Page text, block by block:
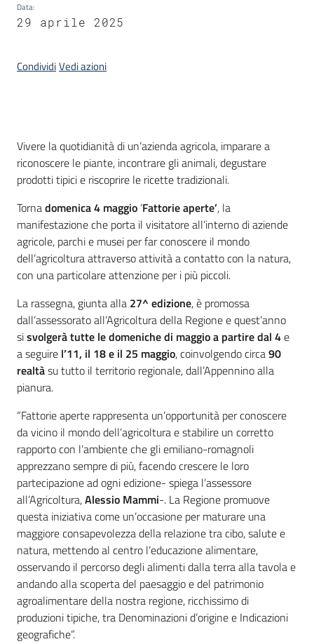
su
Data:
29 aprile 2025
CondividiVedi azioni
Introduzione
Vivere la quotidianità di un’azienda agricola, imparare a
riconoscere le piante, incontrare gli animali, degustare
prodotti tipici e riscoprire le ricette tradizionali.
Tornadomenica 4 maggio ‘Fattorie aperte’, la
manifestazione che porta il visitatore all’interno di aziende
agricole, parchi e musei per far conoscere il mondo
dell’agricoltura attraverso attività a contatto con la natura,
con una particolare attenzione per i più piccoli.
La rassegna, giunta alla 27^ edizione, è promossa
dall’assessorato all’Agricoltura della Regione e quest’anno
sisvolgerà tutte le domeniche di maggio a partire dal 4e
a seguire l’11, il 18 e il 25 maggio, coinvolgendo circa90
realtàsu tutto il territorio regionale, dall’Appennino alla
pianura.
“Fattorie aperte rappresenta un’opportunità per conoscere
da vicino il mondo dell’agricoltura e stabilire un corretto
rapporto con l’ambiente che gli emiliano-romagnoli
apprezzano sempre di più, facendo crescere le loro
partecipazione ad ogni edizione- spiega l’assessore
all’Agricoltura,Alessio Mammi-. La Regione promuove
questa iniziativa come un’occasione per maturare una
maggiore consapevolezza della relazione tra cibo, salute e
natura, mettendo al centro l’educazione alimentare,
osservando il percorso degli alimenti dalla terra alla tavola e
andando alla scoperta del paesaggio e del patrimonio
agroalimentare della nostra regione, ricchissimo di
produzioni tipiche, tra Denominazioni d’origine e Indicazioni
geografiche”.